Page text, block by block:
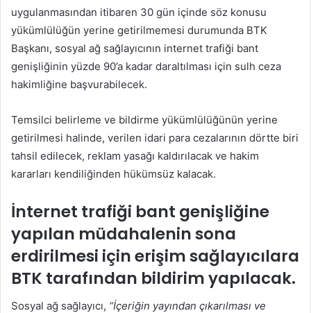
uygulanmasından itibaren 30 gün içinde söz konusu
yükümlülüğün yerine getirilmemesi durumunda BTK
Başkanı, sosyal ağ sağlayıcının internet trafiği bant
genişliğinin yüzde 90’a kadar daraltılması için sulh ceza
hakimliğine başvurabilecek.
Temsilci belirleme ve bildirme yükümlülüğünün yerine
getirilmesi halinde, verilen idari para cezalarının dörtte biri
tahsil edilecek, reklam yasağı kaldırılacak ve hakim
kararları kendiliğinden hükümsüz kalacak.
İnternet trafiği bant genişliğine
yapılan müdahalenin sona
erdirilmesi için erişim sağlayıcılara
BTK tarafından bildirim yapılacak.
Sosyal ağ sağlayıcı, “İçeriğin yayından çıkarılması ve